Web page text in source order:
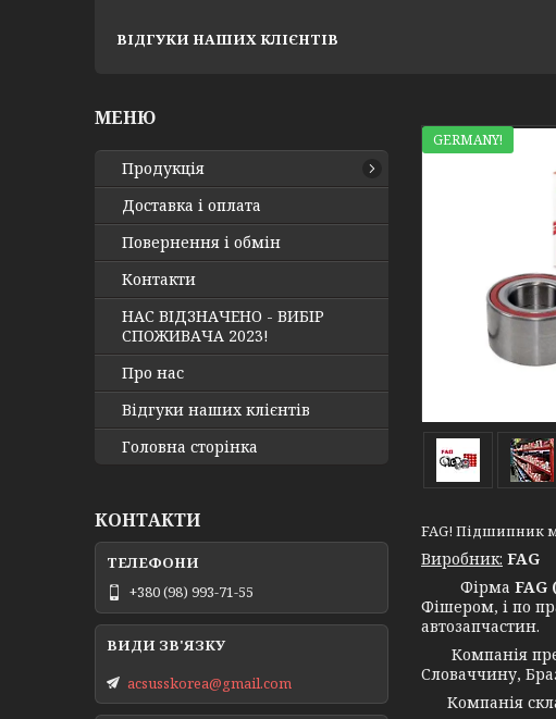
ВІДГУКИ НАШИХ КЛІЄНТІВ
GERMANY!
FAG! Підшипник
Виробник: FAG
Фірма FAG
Фішером, і по
автозапчастин.
Компанія
Словаччину,
Компанія
Продукція
Доставка і оплата
Повернення і обмін
Контакти
НАС ВІДЗНАЧЕНО - ВИБІР
СПОЖИВАЧА 2023!
Про нас
Відгуки наших клієнтів
Головна сторінка
КОНТАКТИ
+380 (98) 993-71-55
acsusskorea@gmail.com